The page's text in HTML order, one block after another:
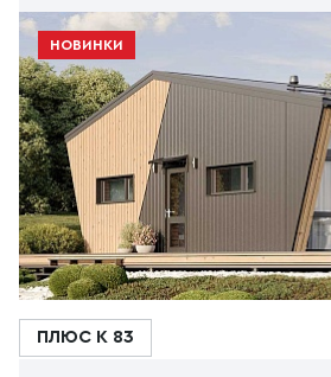
НОВИНКИ
ПЛЮС К 83